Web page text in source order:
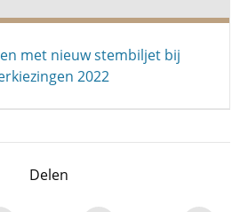
met nieuw stembiljet bij
2022
Delen